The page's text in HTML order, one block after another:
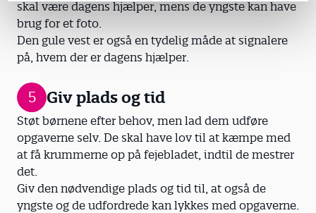
skal være dagens hjælper, mens de yngste kan have
brug for et foto.
Den gule vest er også en tydelig måde at signalere
på, hvem der er dagens hjælper.
5 Giv plads og tid
Støt børnene efter behov, men lad dem udføre
opgaverne selv. De skal have lov til at kæmpe med
at få krummerne op på fejebladet, indtil de mestrer
det.
Giv den nødvendige plads og tid til, at også de
yngste og de udfordrede kan lykkes med opgaverne.